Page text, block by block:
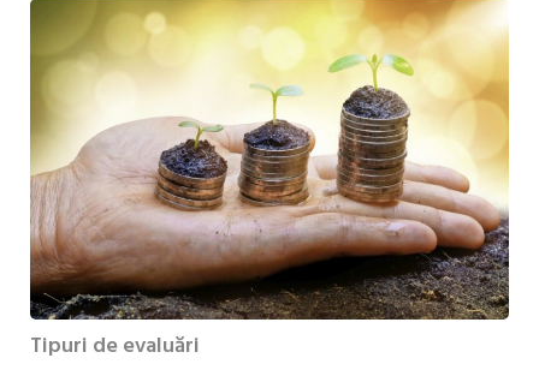
Tipuri de evaluări